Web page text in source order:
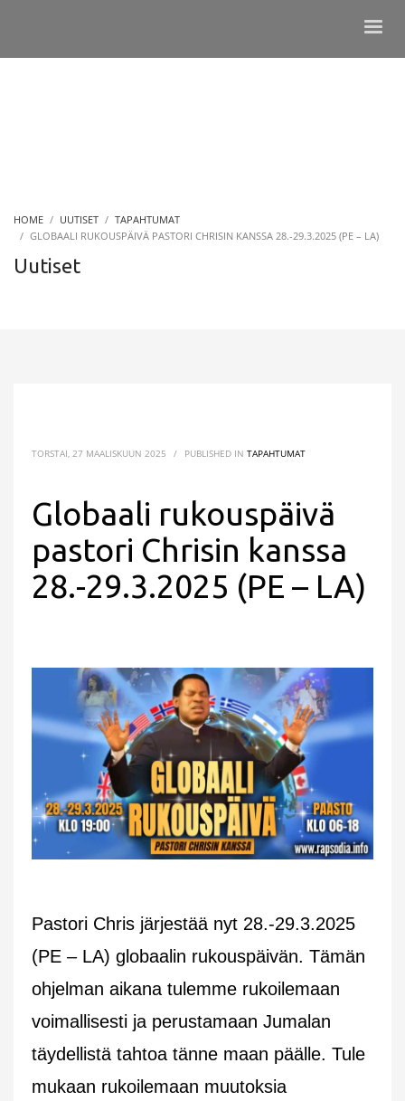
HOME UUTISET
TAPAHTUMAT
GLOBAALI RUKOUSPÄIVÄ PASTORI CHRISIN KANSSA 28.-29.3.2025 (PE – LA)
Uutiset
TORSTAI, 27 MAALISKUUN 2025 / PUBLISHED IN TAPAHTUMAT
Globaali rukouspäivä
pastori Chrisin kanssa
28.-29.3.2025 (PE – LA)
Pastori Chris järjestää nyt 28.-29.3.2025
(PE – LA) globaalin rukouspäivän. Tämän
ohjelman aikana tulemme rukoilemaan
voimallisesti ja perustamaan Jumalan
täydellistä tahtoa tänne maan päälle. Tule
mukaan rukoilemaan muutoksia